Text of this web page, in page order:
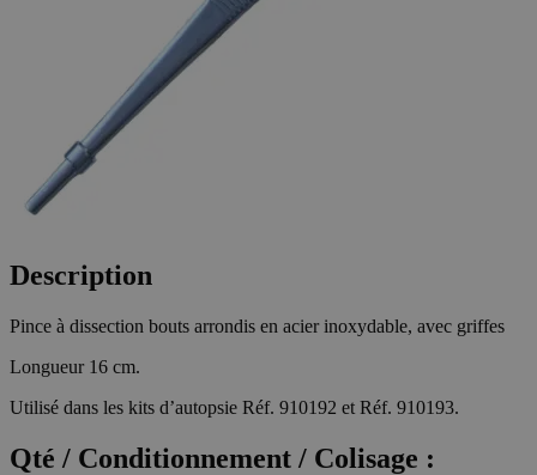
Description
Pince à dissection bouts arrondis en acier inoxydable, avec griffes
Longueur 16 cm.
Utilisé dans les kits d’autopsie Réf. 910192 et Réf. 910193.
Qté / Conditionnement / Colisage :